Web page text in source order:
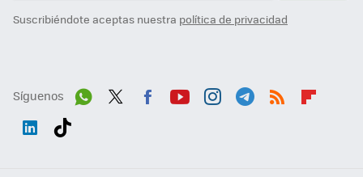
Suscribiéndote aceptas nuestra política de privacidad
Síguenos